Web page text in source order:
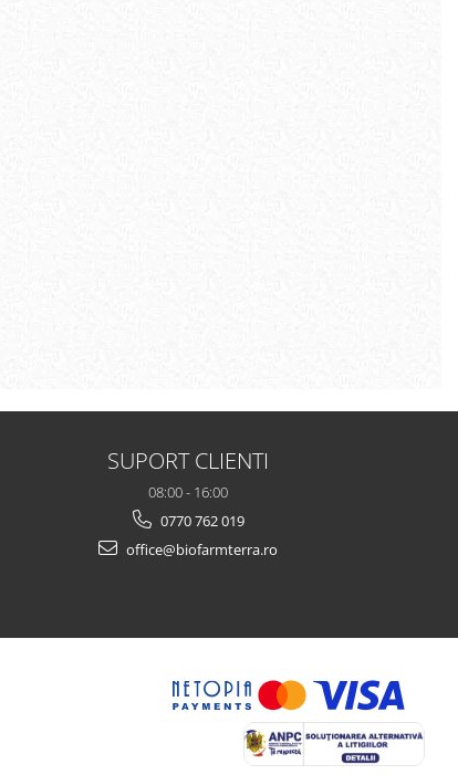
SUPORT CLIENTI
08:00 - 16:00
0770 762 019
office@biofarmterra.ro